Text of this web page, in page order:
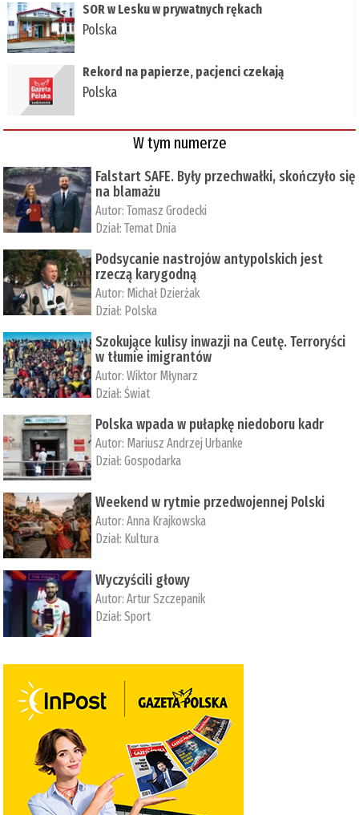
SOR w Lesku w prywatnych rękach
Polska
Rekord na papierze, pacjenci czekają
Polska
W tym numerze
Falstart SAFE. Były przechwałki, skończyło się
na blamażu
Autor:Tomasz Grodecki
Dział:Temat Dnia
Podsycanie nastrojów antypolskich jest
rzeczą karygodną
Autor: Michał Dzierżak
Dział: Polska
Szokujące kulisy inwazji na Ceutę. Terroryści
w tłumie imigrantów
Autor:Wiktor Młynarz
Dział:Świat
Polska wpada w pułapkę niedoboru kadr
Autor: Mariusz Andrzej Urbanke
Dział:Gospodarka
Weekend w rytmie przedwojennej Polski
Autor:Anna Krajkowska
Dział: Kultura
Wyczyścili głowy
Autor:Artur Szczepanik
Dział:Sport